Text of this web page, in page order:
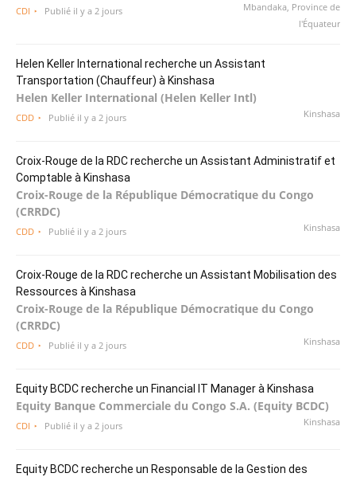
Mbandaka, Province de
l'Équateur
CDI Publié il y a 2 jours
Helen Keller International recherche un Assistant
Transportation (Chauffeur) à Kinshasa
Helen Keller International (Helen Keller Intl)
Kinshasa
CDD Publié il y a 2 jours
Croix-Rouge de la RDC recherche un Assistant Administratif et
Comptable à Kinshasa
Croix-Rouge de la République Démocratique du Congo
(CRRDC)
Kinshasa
CDD Publié il y a 2 jours
Croix-Rouge de la RDC recherche un Assistant Mobilisation des
Ressources à Kinshasa
Croix-Rouge de la République Démocratique du Congo
(CRRDC)
Kinshasa
CDD Publié il y a 2 jours
Equity BCDC recherche un Financial IT Manager à Kinshasa
Equity Banque Commerciale du Congo S.A. (Equity BCDC)
Kinshasa
CDI Publié il y a 2 jours
Equity BCDC recherche un Responsable de la Gestion des